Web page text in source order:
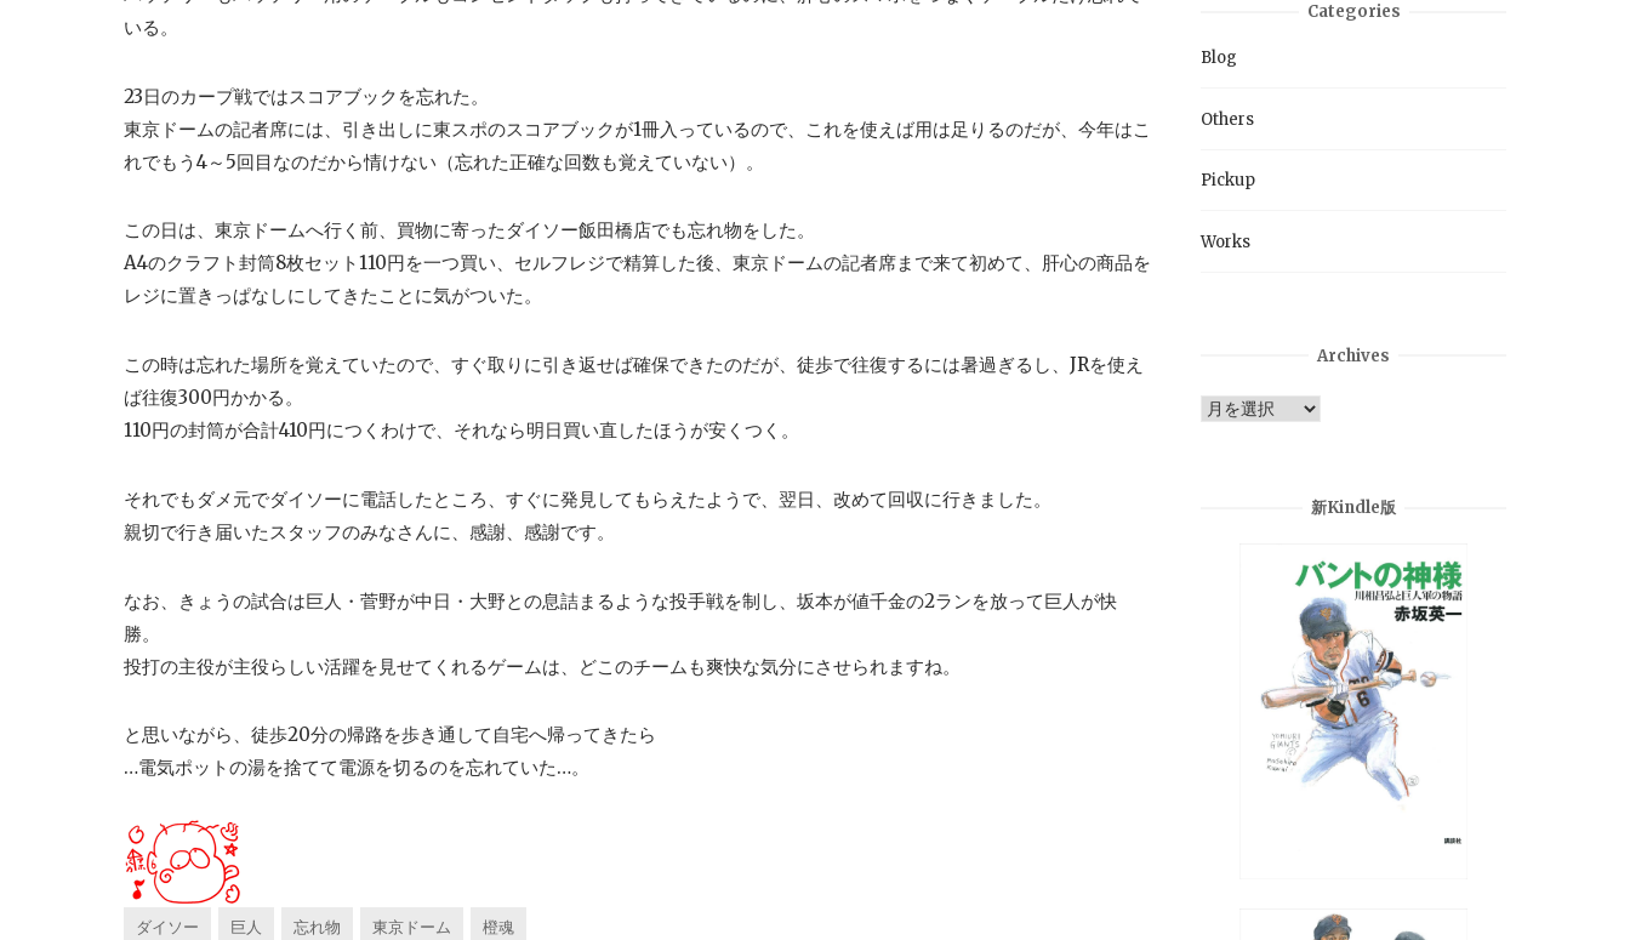
いる。
23日のカープ戦ではスコアブックを忘れた。
東京ドームの記者席には、引き出しに東スポのスコアブックが1冊入っているので、これを使えば用は足りるのだが、今年はこ
れでもう4～5回目なのだから情けない（忘れた正確な回数も覚えていない）。
この日は、東京ドームへ行く前、買物に寄ったダイソー飯田橋店でも忘れ物をした。
A4のクラフト封筒8枚セット110円を一つ買い、セルフレジで精算した後、東京ドームの記者席まで来て初めて、肝心の商品を
レジに置きっぱなしにしてきたことに気がついた。
この時は忘れた場所を覚えていたので、すぐ取りに引き返せば確保できたのだが、徒歩で往復するには暑過ぎるし、JRを使え
ば往復300円かかる。
110円の封筒が合計410円につくわけで、それなら明日買い直したほうが安くつく。
それでもダメ元でダイソーに電話したところ、すぐに発見してもらえたようで、翌日、改めて回収に行きました。
親切で行き届いたスタッフのみなさんに、感謝、感謝です。
なお、きょうの試合は巨人・菅野が中日・大野との息詰まるような投手戦を制し、坂本が値千金の2ランを放って巨人が快
勝。
投打の主役が主役らしい活躍を見せてくれるゲームは、どこのチームも爽快な気分にさせられますね。
と思いながら、徒歩20分の帰路を歩き通して自宅へ帰ってきたら
…電気ポットの湯を捨てて電源を切るのを忘れていた…。
ダイソー 巨人 忘れ物 東京ドーム 橙魂
Categories
Blog
Others
Pickup
Works
Archives
Archives
新Kindle版